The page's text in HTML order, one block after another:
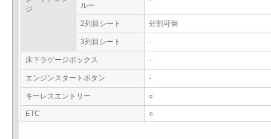
ジ
ルー
2列目シート 分割可倒
3列目シート -
床下ラゲージボックス -
エンジンスタートボタン -
キーレスエントリー ○
ETC ○